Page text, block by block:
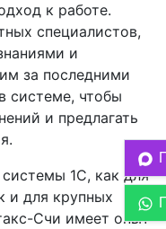
к работе.
специалистов,
и
за последними
системе, чтобы
и предлагать
1C, как для
и для крупных
Счи имеет опыт